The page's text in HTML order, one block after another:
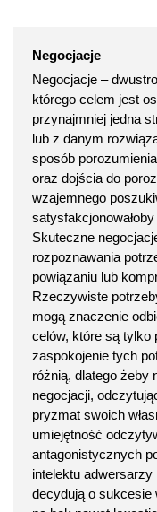
Negocjacje
Negocjacje –
którego celem jest
przynajmniej jedna
lub z danym
sposób
oraz dojścia do
wzajemnego
Skuteczne
rozpoznawania
powiązaniu lub
Rzeczywiste
mogą znaczenie
celów, które są tylko
zaspokojenie tych
różnią, dlatego żeby
negocjacji,
pryzmat swoich
umiejętność
antagonistycznych
intelektu adwersarzy
decydują o sukcesie